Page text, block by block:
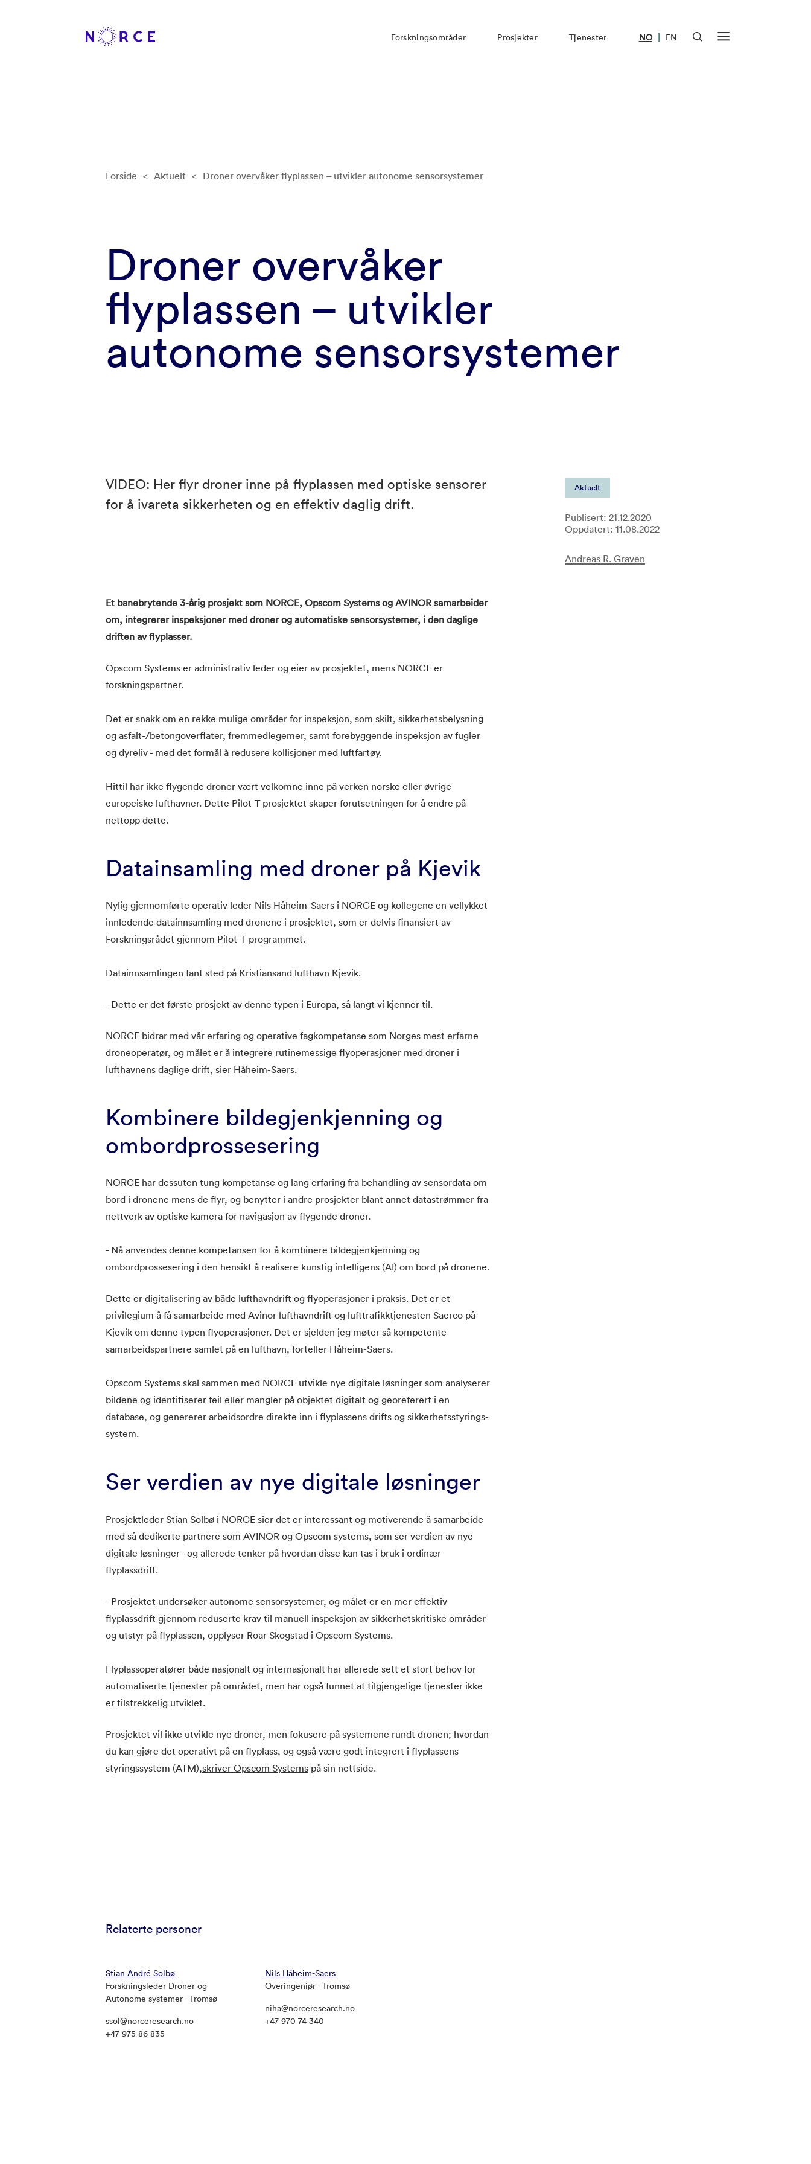
Forskningsområder Prosjekter Tjenester NO | EN
Forside < Aktuelt < Droner overvåker flyplassen – utvikler autonome sensorsystemer
Droner overvåker
flyplassen – utvikler
autonome sensorsystemer
Aktuelt
Publisert: 21.12.2020
Oppdatert: 11.08.2022
Andreas R. Graven
VIDEO: Her flyr droner inne på flyplassen med optiske sensorer
for å ivareta sikkerheten og en effektiv daglig drift.
Et banebrytende 3-årig prosjekt som NORCE, Opscom Systems og AVINOR samarbeider
om, integrerer inspeksjoner med droner og automatiske sensorsystemer, i den daglige
driften av flyplasser.
Opscom Systems er administrativ leder og eier av prosjektet, mens NORCE er
forskningspartner.
Det er snakk om en rekke mulige områder for inspeksjon, som skilt, sikkerhetsbelysning
og asfalt-/betongoverflater, fremmedlegemer, samt forebyggende inspeksjon av fugler
og dyreliv - med det formål å redusere kollisjoner med luftfartøy.
Hittil har ikke flygende droner vært velkomne inne på verken norske eller øvrige
europeiske lufthavner. Dette Pilot-T prosjektet skaper forutsetningen for å endre på
nettopp dette.
Datainsamling med droner på Kjevik
Nylig gjennomførte operativ leder Nils Håheim-Saers i NORCE og kollegene en vellykket
innledende datainnsamling med dronene i prosjektet, som er delvis finansiert av
Forskningsrådet gjennom Pilot-T-programmet.
Datainnsamlingen fant sted på Kristiansand lufthavn Kjevik.
- Dette er det første prosjekt av denne typen i Europa, så langt vi kjenner til.
NORCE bidrar med vår erfaring og operative fagkompetanse som Norges mest erfarne
droneoperatør, og målet er å integrere rutinemessige flyoperasjoner med droner i
lufthavnens daglige drift, sier Håheim-Saers.
Kombinere bildegjenkjenning og
ombordprossesering
NORCE har dessuten tung kompetanse og lang erfaring fra behandling av sensordata om
bord i dronene mens de flyr, og benytter i andre prosjekter blant annet datastrømmer fra
nettverk av optiske kamera for navigasjon av flygende droner.
- Nå anvendes denne kompetansen for å kombinere bildegjenkjenning og
ombordprossesering i den hensikt å realisere kunstig intelligens (AI) om bord på dronene.
Dette er digitalisering av både lufthavndrift og flyoperasjoner i praksis. Det er et
privilegium å få samarbeide med Avinor lufthavndrift og lufttrafikktjenesten Saerco på
Kjevik om denne typen flyoperasjoner. Det er sjelden jeg møter så kompetente
samarbeidspartnere samlet på en lufthavn, forteller Håheim-Saers.
Opscom Systems skal sammen med NORCE utvikle nye digitale løsninger som analyserer
bildene og identifiserer feil eller mangler på objektet digitalt og georeferert i en
database, og genererer arbeidsordre direkte inn i flyplassens drifts og sikkerhetsstyrings-
system.
Ser verdien av nye digitale løsninger
Prosjektleder Stian Solbø i NORCE sier det er interessant og motiverende å samarbeide
med så dedikerte partnere som AVINOR og Opscom systems, som ser verdien av nye
digitale løsninger - og allerede tenker på hvordan disse kan tas i bruk i ordinær
flyplassdrift.
- Prosjektet undersøker autonome sensorsystemer, og målet er en mer effektiv
flyplassdrift gjennom reduserte krav til manuell inspeksjon av sikkerhetskritiske områder
og utstyr på flyplassen, opplyser Roar Skogstad i Opscom Systems.
Flyplassoperatører både nasjonalt og internasjonalt har allerede sett et stort behov for
automatiserte tjenester på området, men har også funnet at tilgjengelige tjenester ikke
er tilstrekkelig utviklet.
Prosjektet vil ikke utvikle nye droner, men fokusere på systemene rundt dronen; hvordan
du kan gjøre det operativt på en flyplass, og også være godt integrert i flyplassens
styringssystem (ATM),skriver Opscom Systems på sin nettside.
Relaterte personer
Stian André Solbø
Forskningsleder Droner og
Autonome systemer - Tromsø
ssol@norceresearch.no
+47 975 86 835
Nils Håheim-Saers
Overingeniør - Tromsø
niha@norceresearch.no
+47 970 74 340